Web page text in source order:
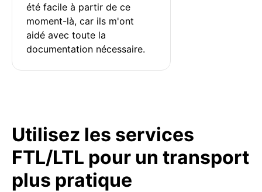
été facile à partir de ce
moment-là, car ils m'ont
aidé avec toute la
documentation nécessaire.
Utilisez les services
FTL/LTL pour un transport
plus pratique